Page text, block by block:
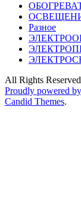
Разное
All Rights
Proudly powered
Candid Themes.